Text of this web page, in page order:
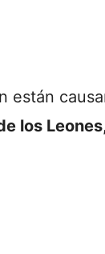
están
los Leones